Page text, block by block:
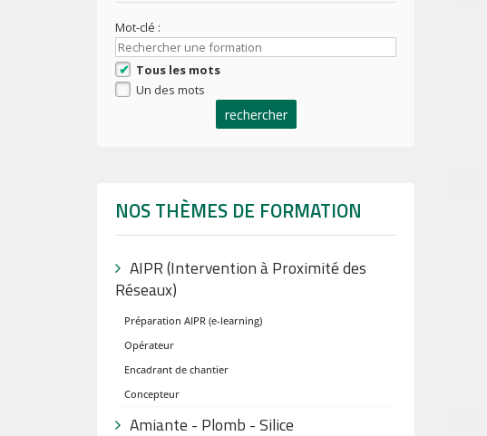
Mot-clé :
Tous les mots
Un des mots
rechercher
NOS THÈMES DE FORMATION
AIPR (Intervention à Proximité des
Réseaux)
Préparation AIPR (e-learning)
Opérateur
Encadrant de chantier
Concepteur
Amiante - Plomb - Silice